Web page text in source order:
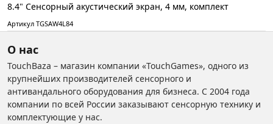
8.4" Сенсорный акустический экран, 4 мм, комплект
Артикул TGSAW4L84
О нас
TouchBaza – магазин компании «TouchGames», одного из
крупнейших производителей сенсорного и
антивандального оборудования для бизнеса. С 2004 года
компании по всей России заказывают сенсорную технику и
комплектующие у нас.